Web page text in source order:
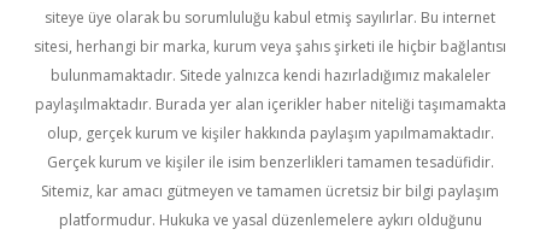
siteye üye olarak bu sorumluluğu kabul etmiş sayılırlar. Bu internet
sitesi, herhangi bir marka, kurum veya şahıs şirketi ile hiçbir bağlantısı
bulunmamaktadır. Sitede yalnızca kendi hazırladığımız makaleler
paylaşılmaktadır. Burada yer alan içerikler haber niteliği taşımamakta
olup, gerçek kurum ve kişiler hakkında paylaşım yapılmamaktadır.
Gerçek kurum ve kişiler ile isim benzerlikleri tamamen tesadüfidir.
Sitemiz, kar amacı gütmeyen ve tamamen ücretsiz bir bilgi paylaşım
platformudur. Hukuka ve yasal düzenlemelere aykırı olduğunu